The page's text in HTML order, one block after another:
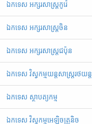
ឯកទេស អក្សរសាស្ត្រកូរ៉េ
ឯកទេស អក្សរសាស្ត្រចិន
ឯកទេស អក្សរសាស្ត្រជប៉ុន
ឯកទេស វិស្វកម្មយន្តសាស្ត្ររថយន្ត
ឯកទេស ស្ថាបត្យកម្ម
ឯកទេស វិស្វកម្មអេឡិចត្រូនិច